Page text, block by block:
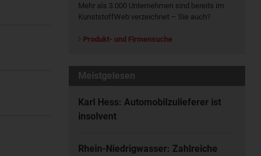
Mehr als 3.000 Unternehmen sind bereits im
KunststoffWeb verzeichnet – Sie auch?
Produkt- und Firmensuche
Meistgelesen
Karl Hess: Automobilzulieferer ist
insolvent
Rhein-Niedrigwasser: Zahlreiche